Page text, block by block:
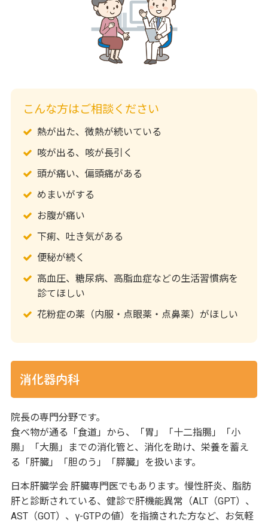
こんな方はご相談ください
熱が出た、微熱が続いている
咳が出る、咳が長引く
頭が痛い、偏頭痛がある
めまいがする
お腹が痛い
下痢、吐き気がある
便秘が続く
高血圧、糖尿病、高脂血症などの生活習慣病を
診てほしい
花粉症の薬（内服・点眼薬・点鼻薬）がほしい
消化器内科
院長の専門分野です。
食べ物が通る「食道」から、「胃」「十二指腸」「小
腸」「大腸」までの消化管と、消化を助け、栄養を蓄え
る「肝臓」「胆のう」「膵臓」を扱います。
日本肝臓学会 肝臓専門医でもあります。慢性肝炎、脂肪
肝と診断されている、健診で肝機能異常（ALT（GPT）、
AST（GOT）、γ-GTPの値）を指摘された方など、お気軽